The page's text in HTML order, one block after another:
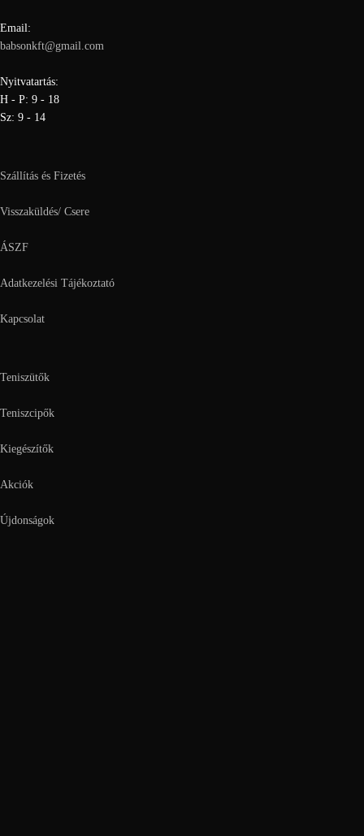
Email:
babsonkft@gmail.com
Nyitvatartás:
H - P: 9 - 18
Sz: 9 - 14
Szállítás és Fizetés
Visszaküldés/ Csere
ÁSZF
Adatkezelési Tájékoztató
Kapcsolat
Teniszütők
Teniszcipők
Kiegészítők
Akciók
Újdonságok